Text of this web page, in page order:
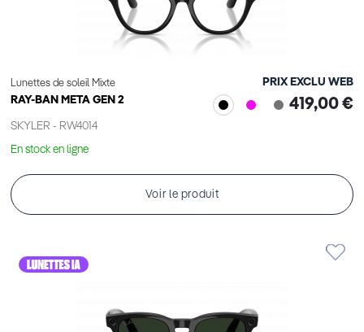
Lunettes de soleil Mixte
RAY-BAN META GEN 2
SKYLER - RW4014
PRIX EXCLU WEB
419,00 €
En stock en ligne
Voir le produit